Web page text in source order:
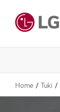
Home Tuki